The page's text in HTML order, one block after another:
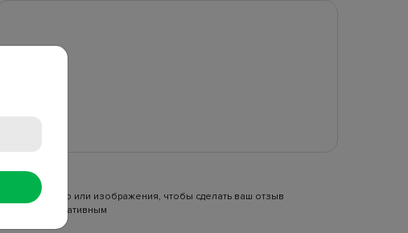
Добавьте видео или изображения, чтобы сделать ваш отзыв
более информативным